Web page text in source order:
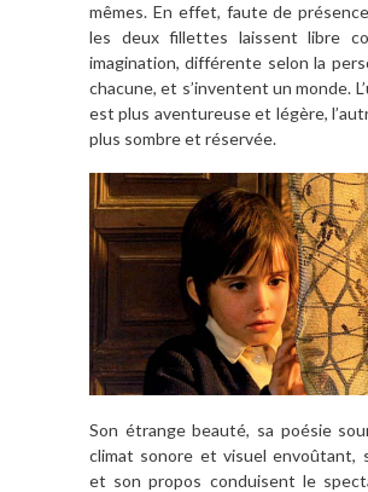
mêmes. En effet, faute de
les deux fillettes laissent libre
imagination, différente selon la
chacune, et s’inventent un monde.
est plus aventureuse et légère,
plus sombre et réservée.
Son étrange beauté, sa poésie
climat sonore et visuel envoûtant,
et son propos conduisent le